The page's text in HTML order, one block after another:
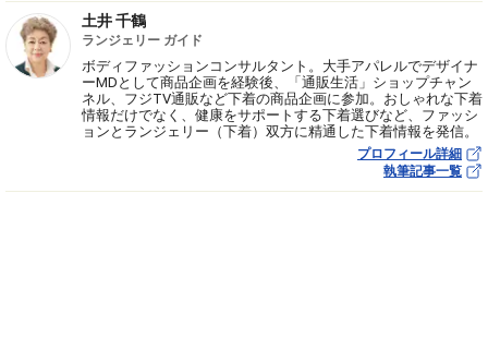
土井 千鶴
ランジェリー ガイド
ボディファッションコンサルタント。大手アパレルでデザイナ
ーMDとして商品企画を経験後、「通販生活」ショップチャン
ネル、フジTV通販など下着の商品企画に参加。おしゃれな下着
情報だけでなく、健康をサポートする下着選びなど、ファッシ
ョンとランジェリー（下着）双方に精通した下着情報を発信。
プロフィール詳細
執筆記事一覧